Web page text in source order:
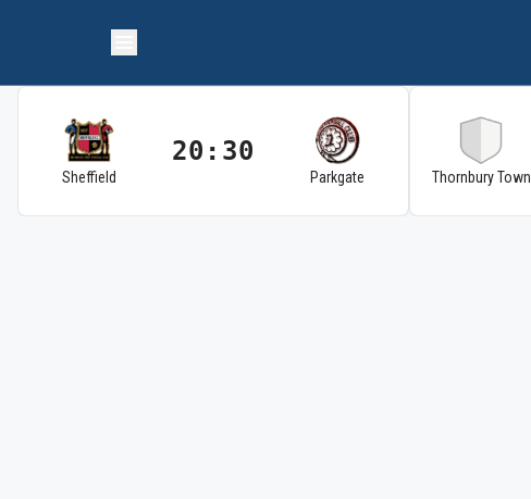
Sheffield
20:30
Parkgate Thornbury Town